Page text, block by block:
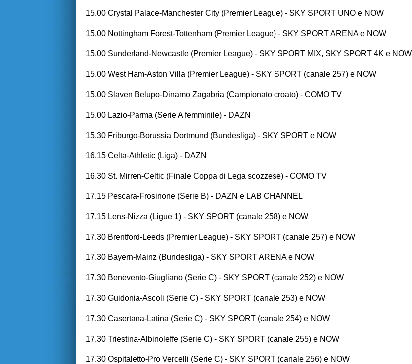
15.00 Crystal Palace-Manchester City (Premier League) - SKY SPORT UNO e NOW
15.00 Nottingham Forest-Tottenham (Premier League) - SKY SPORT ARENA e NOW
15.00 Sunderland-Newcastle (Premier League) - SKY SPORT MIX, SKY SPORT 4K e NOW
15.00 West Ham-Aston Villa (Premier League) - SKY SPORT (canale 257) e NOW
15.00 Slaven Belupo-Dinamo Zagabria (Campionato croato) - COMO TV
15.00 Lazio-Parma (Serie A femminile) - DAZN
15.30 Friburgo-Borussia Dortmund (Bundesliga) - SKY SPORT e NOW
16.15 Celta-Athletic (Liga) - DAZN
16.30 St. Mirren-Celtic (Finale Coppa di Lega scozzese) - COMO TV
17.15 Pescara-Frosinone (Serie B) - DAZN e LAB CHANNEL
17.15 Lens-Nizza (Ligue 1) - SKY SPORT (canale 258) e NOW
17.30 Brentford-Leeds (Premier League) - SKY SPORT (canale 257) e NOW
17.30 Bayern-Mainz (Bundesliga) - SKY SPORT ARENA e NOW
17.30 Benevento-Giugliano (Serie C) - SKY SPORT (canale 252) e NOW
17.30 Guidonia-Ascoli (Serie C) - SKY SPORT (canale 253) e NOW
17.30 Casertana-Latina (Serie C) - SKY SPORT (canale 254) e NOW
17.30 Triestina-Albinoleffe (Serie C) - SKY SPORT (canale 255) e NOW
17.30 Ospitaletto-Pro Vercelli (Serie C) - SKY SPORT (canale 256) e NOW